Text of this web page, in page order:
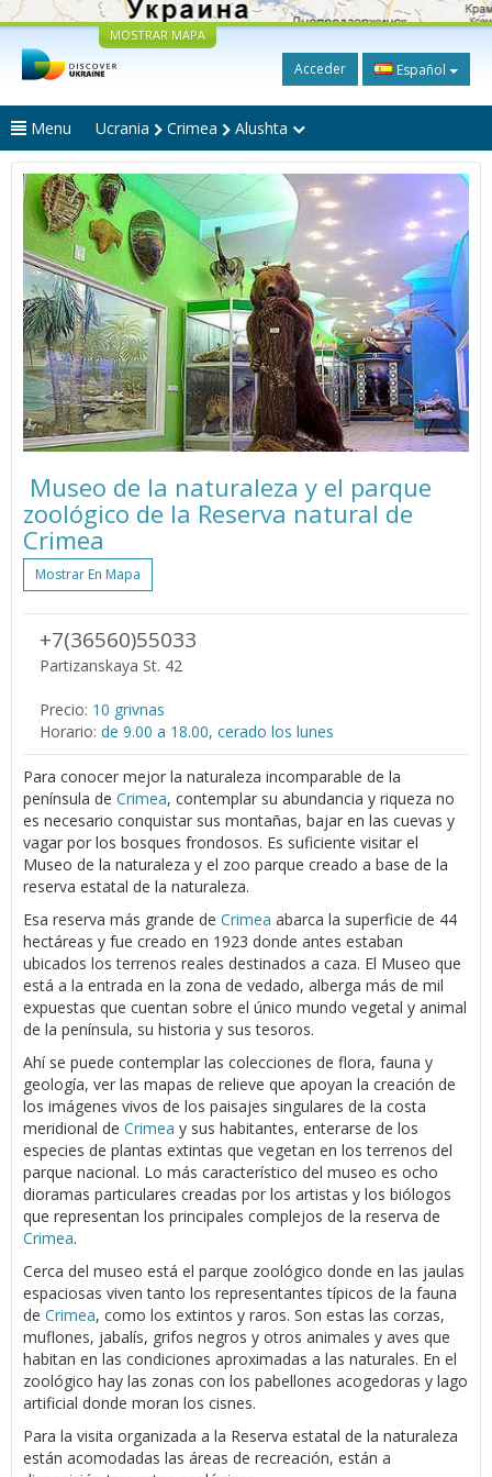
MOSTRAR MAPA
Acceder Español
Menu Ucrania Crimea Alushta
Museo de la naturaleza y el parque
zoológico de la Reserva natural de
Crimea
Mostrar En Mapa
+7(36560)55033
Partizanskaya St. 42
Precio: 10 grivnas
Horario: de 9.00 a 18.00, cerado los lunes
Para conocer mejor la naturaleza incomparable de la
península de Crimea, contemplar su abundancia y riqueza no
es necesario conquistar sus montañas, bajar en las cuevas y
vagar por los bosques frondosos. Es suficiente visitar el
Museo de la naturaleza y el zoo parque creado a base de la
reserva estatal de la naturaleza.
Esa reserva más grande de Crimea abarca la superficie de 44
hectáreas y fue creado en 1923 donde antes estaban
ubicados los terrenos reales destinados a caza. El Museo que
está a la entrada en la zona de vedado, alberga más de mil
expuestas que cuentan sobre el único mundo vegetal y animal
de la península, su historia y sus tesoros.
Ahí se puede contemplar las colecciones de flora, fauna y
geología, ver las mapas de relieve que apoyan la creación de
los imágenes vivos de los paisajes singulares de la costa
meridional de Crimea y sus habitantes, enterarse de los
especies de plantas extintas que vegetan en los terrenos del
parque nacional. Lo más característico del museo es ocho
dioramas particulares creadas por los artistas y los biólogos
que representan los principales complejos de la reserva de
Crimea.
Cerca del museo está el parque zoológico donde en las jaulas
espaciosas viven tanto los representantes típicos de la fauna
de Crimea, como los extintos y raros. Son estas las corzas,
muflones, jabalís, grifos negros y otros animales y aves que
habitan en las condiciones aproximadas a las naturales. En el
zoológico hay las zonas con los pabellones acogedoras y lago
artificial donde moran los cisnes.
Para la visita organizada a la Reserva estatal de la naturaleza
están acomodadas las áreas de recreación, están a